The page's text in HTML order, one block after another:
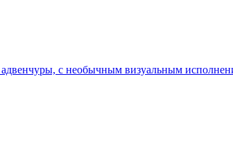
с необычным визуальным